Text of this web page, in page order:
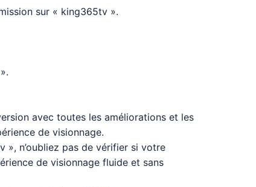
sur « king365tv ».
avec toutes les améliorations et les
de visionnage.
n’oubliez pas de vérifier si votre
de visionnage fluide et sans